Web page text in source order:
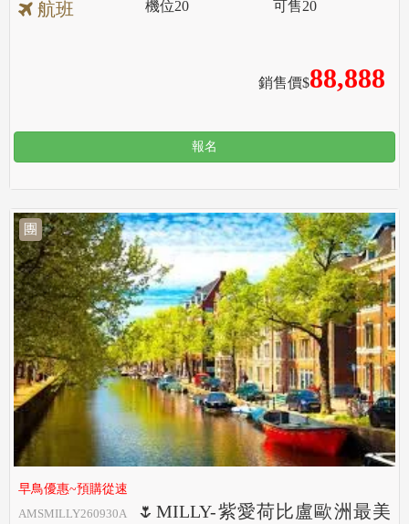
航班
銷售價$88,888
機位20 可售20
報名
團
早鳥優惠~預購從速
AMSMILLY260930A
🌷MILLY-紫愛荷比盧歐洲最美